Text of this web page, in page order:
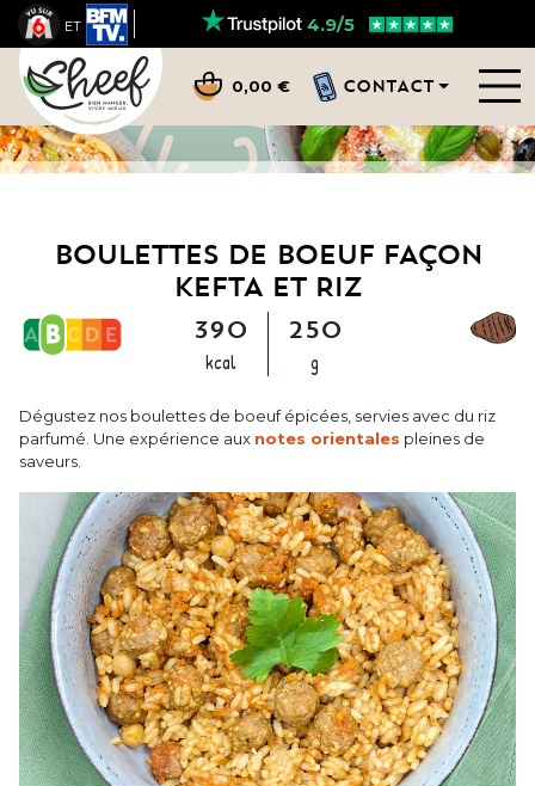
ET 4.9/5
0,00 € CONTACT
BOULETTES DE BOEUF FAÇON
KEFTA ET RIZ
390
kcal
250
g
Dégustez nos boulettes de boeuf épicées, servies avec du riz
parfumé. Une expérience aux notes orientales pleines de
saveurs.